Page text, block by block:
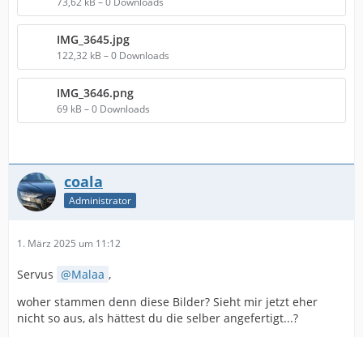
IMG_3645.jpg
122,32 kB – 0 Downloads
IMG_3646.png
69 kB – 0 Downloads
coala
Administrator
1. März 2025 um 11:12
Servus Malaa ,
woher stammen denn diese Bilder? Sieht mir jetzt eher
nicht so aus, als hättest du die selber angefertigt...?